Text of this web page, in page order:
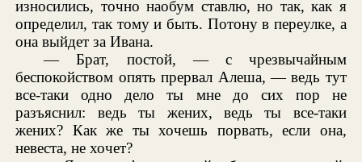
износились, точно наобум ставлю, но так, как я
определил, так тому и быть. Потону в переулке, а
она выйдет за Ивана.
— Брат, постой, — с чрезвычайным
беспокойством опять прервал Алеша, — ведь тут
все-таки одно дело ты мне до сих пор не
разъяснил: ведь ты жених, ведь ты все-таки
жених? Как же ты хочешь порвать, если она,
невеста, не хочет?